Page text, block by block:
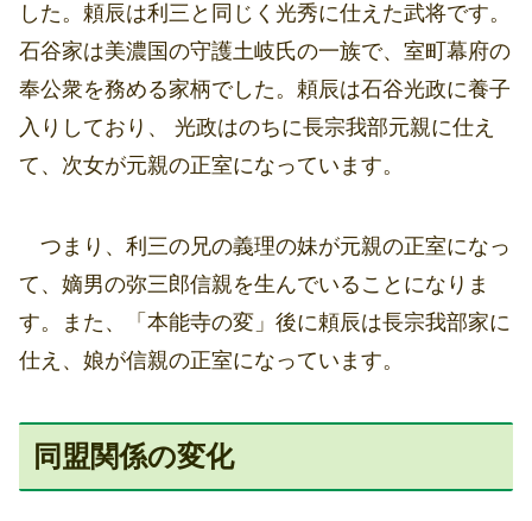
した。頼辰は利三と同じく光秀に仕えた武将です。
石谷家は美濃国の守護土岐氏の一族で、室町幕府の
奉公衆を務める家柄でした。頼辰は石谷光政に養子
入りしており、 光政はのちに長宗我部元親に仕え
て、次女が元親の正室になっています。
つまり、利三の兄の義理の妹が元親の正室になっ
て、嫡男の弥三郎信親を生んでいることになりま
す。また、「本能寺の変」後に頼辰は長宗我部家に
仕え、娘が信親の正室になっています。
同盟関係の変化